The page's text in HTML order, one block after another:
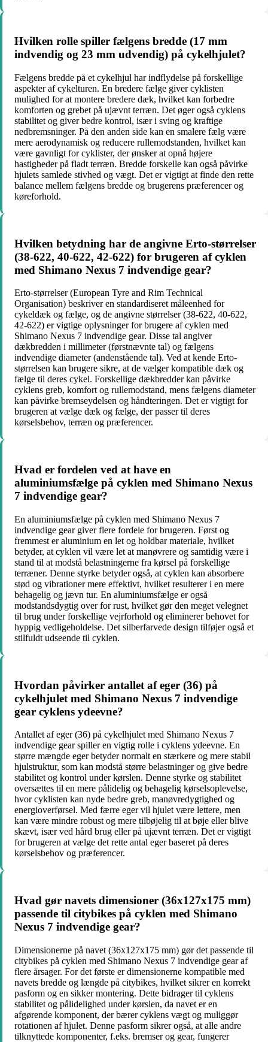
Hvilken rolle spiller fælgens bredde (17 mm
indvendig og 23 mm udvendig) på cykelhjulet?
Fælgens bredde på et cykelhjul har indflydelse på forskellige
aspekter af cykelturen. En bredere fælge giver cyklisten
mulighed for at montere bredere dæk, hvilket kan forbedre
komforten og grebet på ujævnt terræn. Det øger også cyklens
stabilitet og giver bedre kontrol, især i sving og kraftige
nedbremsninger. På den anden side kan en smalere fælg være
mere aerodynamisk og reducere rullemodstanden, hvilket kan
være gavnligt for cyklister, der ønsker at opnå højere
hastigheder på fladt terræn. Bredde forskelle kan også påvirke
hjulets samlede stivhed og vægt. Det er vigtigt at finde den rette
balance mellem fælgens bredde og brugerens præferencer og
køreforhold.
Hvilken betydning har de angivne Erto-størrelser
(38-622, 40-622, 42-622) for brugeren af cyklen
med Shimano Nexus 7 indvendige gear?
Erto-størrelser (European Tyre and Rim Technical
Organisation) beskriver en standardiseret måleenhed for
cykeldæk og fælge, og de angivne størrelser (38-622, 40-622,
42-622) er vigtige oplysninger for brugere af cyklen med
Shimano Nexus 7 indvendige gear. Disse tal angiver
dækbredden i millimeter (førstnævnte tal) og fælgens
indvendige diameter (andenstående tal). Ved at kende Erto-
størrelsen kan brugere sikre, at de vælger kompatible dæk og
fælge til deres cykel. Forskellige dækbredder kan påvirke
cyklens greb, komfort og rullemodstand, mens fælgens diameter
kan påvirke bremseydelsen og håndteringen. Det er vigtigt for
brugeren at vælge dæk og fælge, der passer til deres
kørselsbehov, terræn og præferencer.
Hvad er fordelen ved at have en
aluminiumsfælge på cyklen med Shimano Nexus
7 indvendige gear?
En aluminiumsfælge på cyklen med Shimano Nexus 7
indvendige gear giver flere fordele for brugeren. Først og
fremmest er aluminium en let og holdbar materiale, hvilket
betyder, at cyklen vil være let at manøvrere og samtidig være i
stand til at modstå belastningerne fra kørsel på forskellige
terræner. Denne styrke betyder også, at cyklen kan absorbere
stød og vibrationer mere effektivt, hvilket resulterer i en mere
behagelig og jævn tur. En aluminiumsfælge er også
modstandsdygtig over for rust, hvilket gør den meget velegnet
til brug under forskellige vejrforhold og eliminerer behovet for
hyppig vedligeholdelse. Det silberfarvede design tilføjer også et
stilfuldt udseende til cyklen.
Hvordan påvirker antallet af eger (36) på
cykelhjulet med Shimano Nexus 7 indvendige
gear cyklens ydeevne?
Antallet af eger (36) på cykelhjulet med Shimano Nexus 7
indvendige gear spiller en vigtig rolle i cyklens ydeevne. En
større mængde eger betyder normalt en stærkere og mere stabil
hjulstruktur, som kan modstå større belastninger og give bedre
stabilitet og kontrol under kørslen. Denne styrke og stabilitet
oversættes til en mere pålidelig og behagelig kørselsoplevelse,
hvor cyklisten kan nyde bedre greb, manøvredygtighed og
energioverførsel. Med færre eger vil hjulet være lettere, men
kan være mindre robust og mere tilbøjelig til at bøje eller blive
skævt, især ved hård brug eller på ujævnt terræn. Det er vigtigt
for brugeren at vælge det rette antal eger baseret på deres
kørselsbehov og præferencer.
Hvad gør navets dimensioner (36x127x175 mm)
passende til citybikes på cyklen med Shimano
Nexus 7 indvendige gear?
Dimensionerne på navet (36x127x175 mm) gør det passende til
citybikes på cyklen med Shimano Nexus 7 indvendige gear af
flere årsager. For det første er dimensionerne kompatible med
navets bredde og længde på citybikes, hvilket sikrer en korrekt
pasform og en sikker montering. Dette bidrager til cyklens
stabilitet og pålidelighed under kørslen, da navet er en
afgørende komponent, der bærer cyklens vægt og muliggør
rotationen af hjulet. Denne pasform sikrer også, at alle andre
tilknyttede komponenter, f.eks. bremser og gear, fungerer